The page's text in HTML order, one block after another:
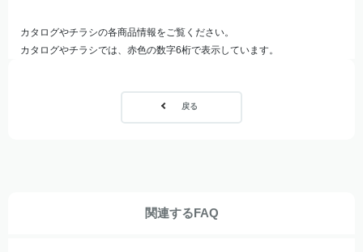
カタログやチラシの各商品情報をご覧ください。
カタログやチラシでは、赤色の数字6桁で表示しています。
戻る
関連するFAQ